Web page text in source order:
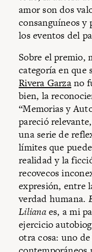
amor son dos
consanguíneos y
los eventos del
Sobre el premio,
categoría en que
Rivera Garzano
bien, la
“Memorias y
pareció
una serie de
límites que
realidad y la
recovecos
expresión, entre
verdad humana.
Lilianaes, a mi
ejercicio
otra cosa: uno